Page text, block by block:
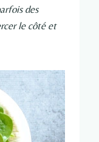
des
le côté et